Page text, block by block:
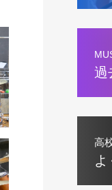
過
高